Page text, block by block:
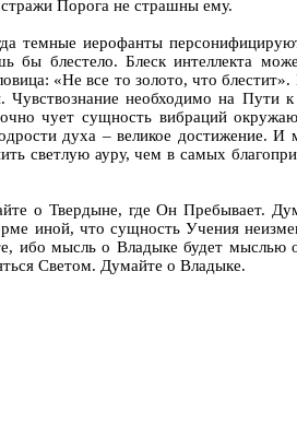
Порога не страшны ему.
иерофанты персонифицируют
блестело. Блеск интеллекта
«Не все то золото, что
необходимо на Пути
чует сущность вибраций
духа – великое достижение.
светлую ауру, чем в самых
о Твердыне, где Он Пребывает.
иной, что сущность Учения
ибо мысль о Владыке будет мыслью
Светом. Думайте о Владыке.